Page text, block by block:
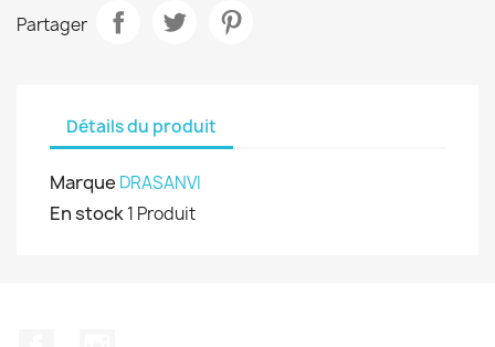
Partager
Détails du produit
Marque DRASANVI
En stock1 Produit